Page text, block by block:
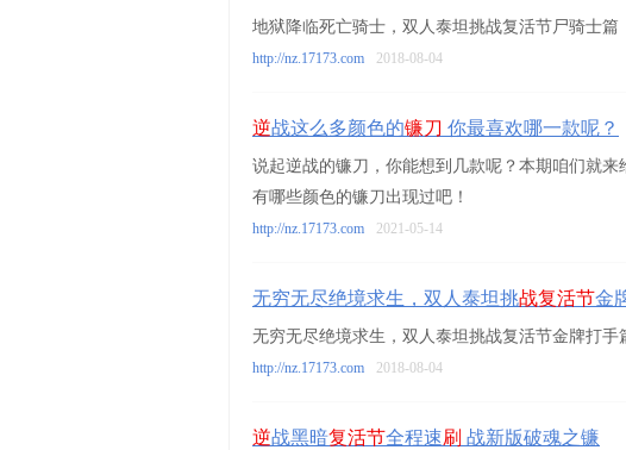
地狱降临死亡骑士，双人泰坦挑战复活节尸骑士篇
http://nz.17173.com 2018-08-04
逆战这么多颜色的镰刀 你最喜欢哪一款呢？
说起逆战的镰刀，你能想到几款呢？本期咱们就
有哪些颜色的镰刀出现过吧！
http://nz.17173.com 2021-05-14
无穷无尽绝境求生，双人泰坦挑战复活节金
无穷无尽绝境求生，双人泰坦挑战复活节金牌打手
http://nz.17173.com 2018-08-04
逆战黑暗复活节全程速刷 战新版破魂之镰